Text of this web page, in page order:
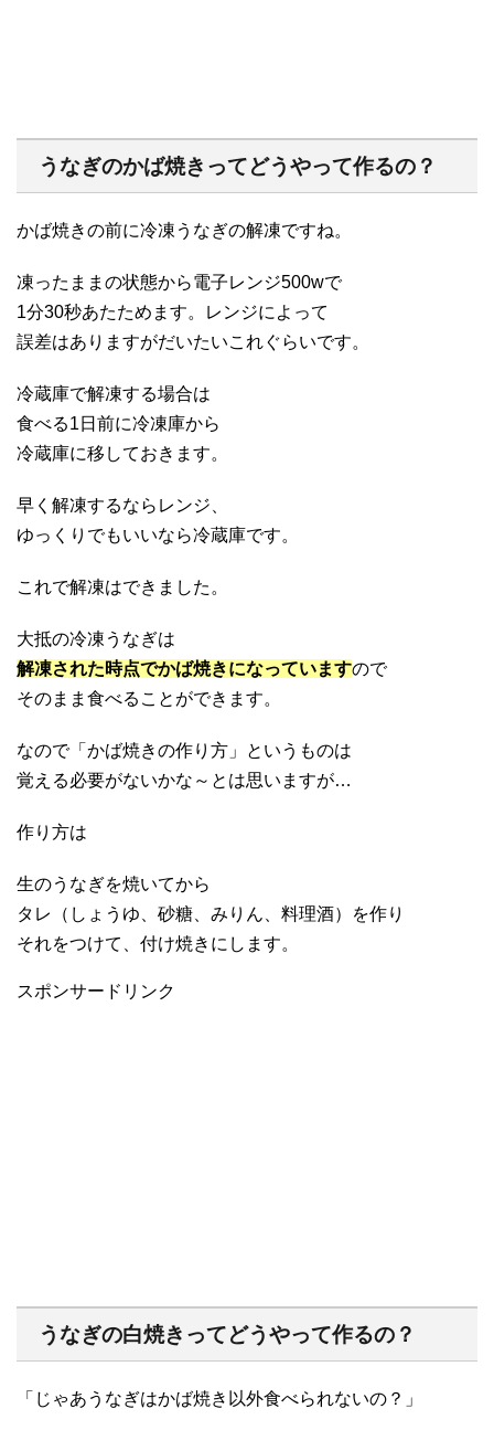
うなぎのかば焼きってどうやって作るの？
かば焼きの前に冷凍うなぎの解凍ですね。
凍ったままの状態から電子レンジ500wで
1分30秒あたためます。レンジによって
誤差はありますがだいたいこれぐらいです。
冷蔵庫で解凍する場合は
食べる1日前に冷凍庫から
冷蔵庫に移しておきます。
早く解凍するならレンジ、
ゆっくりでもいいなら冷蔵庫です。
これで解凍はできました。
大抵の冷凍うなぎは
解凍された時点でかば焼きになっていますので
そのまま食べることができます。
なので「かば焼きの作り方」というものは
覚える必要がないかな～とは思いますが…
作り方は
生のうなぎを焼いてから
タレ（しょうゆ、砂糖、みりん、料理酒）を作り
それをつけて、付け焼きにします。
スポンサードリンク
うなぎの白焼きってどうやって作るの？
「じゃあうなぎはかば焼き以外食べられないの？」